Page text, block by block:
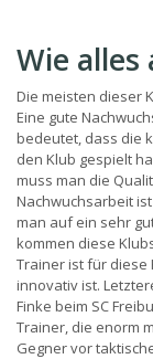
Wie
Die meisten dieser
Eine gute
bedeutet, dass die
den Klub gespielt
muss man die
Nachwuchsarbeit
man auf ein sehr
kommen diese
Trainer ist für diese
innovativ ist.
Finke beim SC
Trainer, die enorm
Gegner vor